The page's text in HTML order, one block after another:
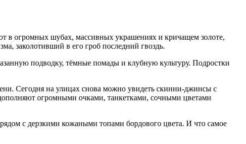
в огромных шубах, массивных украшениях и кричащем золоте,
заколотивший в его гроб последний гвоздь.
подводку, тёмные помады и клубную культуру. Подростки
Сегодня на улицах снова можно увидеть скинни-джинсы с
огромными очками, танкетками, сочными цветами
с дерзкими кожаными топами бордового цвета. И что самое